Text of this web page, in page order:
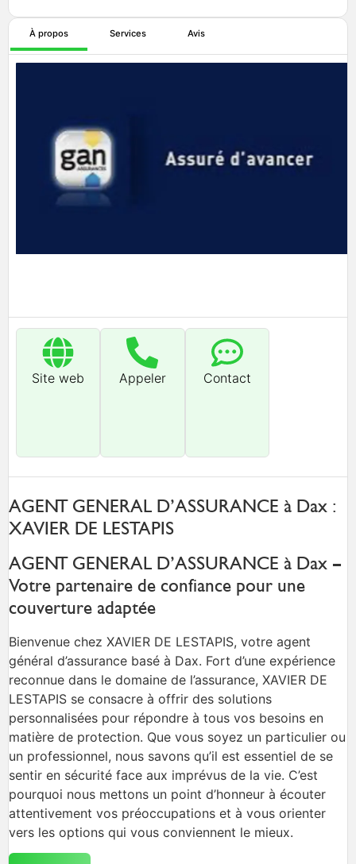
À propos Services Avis
Site web Appeler Contact
AGENT GENERAL D’ASSURANCE à Dax :
XAVIER DE LESTAPIS
AGENT GENERAL D’ASSURANCE à Dax –
Votre partenaire de confiance pour une
couverture adaptée
Bienvenue chez XAVIER DE LESTAPIS, votre agent
général d’assurance basé à Dax. Fort d’une expérience
reconnue dans le domaine de l’assurance, XAVIER DE
LESTAPIS se consacre à offrir des solutions
personnalisées pour répondre à tous vos besoins en
matière de protection. Que vous soyez un particulier ou
un professionnel, nous savons qu’il est essentiel de se
sentir en sécurité face aux imprévus de la vie. C’est
pourquoi nous mettons un point d’honneur à écouter
attentivement vos préoccupations et à vous orienter
vers les options qui vous conviennent le mieux.